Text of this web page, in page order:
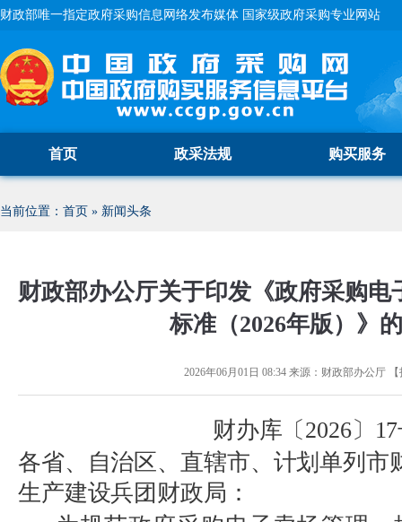
财政部唯一指定政府采购信息网络发布媒体 国家级政府采购专业网站
首页 政采法规 购买服务
当前位置： 首页 » 新闻头条
财政部办公厅关于印发《政府采购电
标准（2026年版）》
2026年06月01日 08:34来源： 财政部办公厅【
财办库〔 2026〕 17
各省、自治区、直辖市、计划单列市
生产建设兵团财政局 ：